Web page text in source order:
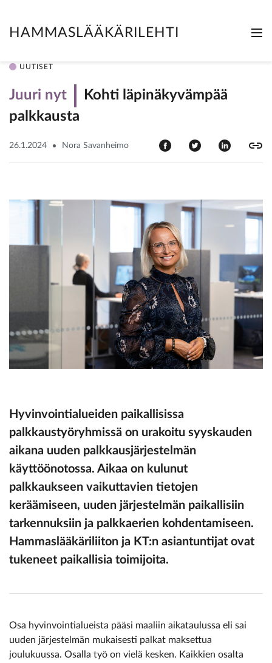
HAMMASLÄÄKÄRILEHTI
UUTISET
Juuri nyt
Kohti läpinäkyvämpää
palkkausta
26.1.2024 Nora Savanheimo
Hyvinvointialueiden paikallisissa
palkkaustyöryhmissä on urakoitu syyskauden
aikana uuden palkkausjärjestelmän
käyttöönotossa. Aikaa on kulunut
palkkaukseen vaikuttavien tietojen
keräämiseen, uuden järjestelmän paikallisiin
tarkennuksiin ja palkkaerien kohdentamiseen.
Hammaslääkäriliiton ja KT:n asiantuntijat ovat
tukeneet paikallisia toimijoita.
Osa hyvinvointialueista pääsi maaliin aikataulussa eli sai
uuden järjestelmän mukaisesti palkat maksettua
joulukuussa. Osalla työ on vielä kesken. Kaikkien osalta